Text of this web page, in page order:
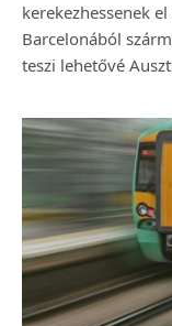
kerekezhessenek
Barcelonából
teszi lehetővé